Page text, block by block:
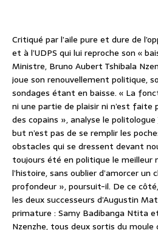
Critiqué par l’aile pure et dure de
et à l’UDPS qui lui reproche son «
Ministre, Bruno Aubert Tshibala
joue son renouvellement politique,
sondages étant en baisse. « La
ni une partie de plaisir ni n’est faite
des copains », analyse le
but n’est pas de se remplir les
obstacles qui se dressent devant
toujours été en politique le meilleur
l’histoire, sans oublier d’amorcer un
profondeur », poursuit-il. De ce
les deux successeurs d’Augustin
primature : Samy Badibanga Ntita
Nzenzhe, tous deux sortis du moule